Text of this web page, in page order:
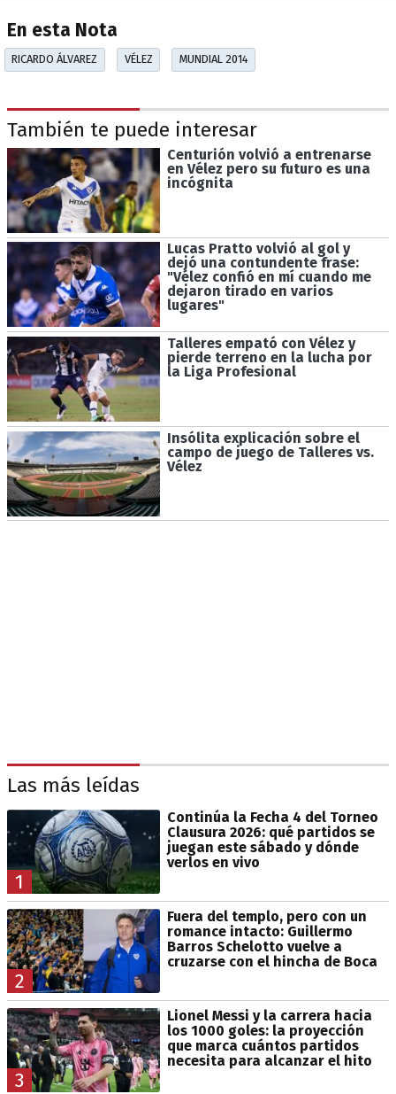
En esta Nota
RICARDO ÁLVAREZ VÉLEZ MUNDIAL 2014
También te puede interesar
Centurión volvió a entrenarse
en Vélez pero su futuro es una
incógnita
Lucas Pratto volvió al gol y
dejó una contundente frase:
"Vélez confió en mí cuando me
dejaron tirado en varios
lugares"
Talleres empató con Vélez y
pierde terreno en la lucha por
la Liga Profesional
Insólita explicación sobre el
campo de juego de Talleres vs.
Vélez
Las más leídas
1
Continúa la Fecha 4 del Torneo
Clausura 2026: qué partidos se
juegan este sábado y dónde
verlos en vivo
2
Fuera del templo, pero con un
romance intacto: Guillermo
Barros Schelotto vuelve a
cruzarse con el hincha de Boca
3
Lionel Messi y la carrera hacia
los 1000 goles: la proyección
que marca cuántos partidos
necesita para alcanzar el hito